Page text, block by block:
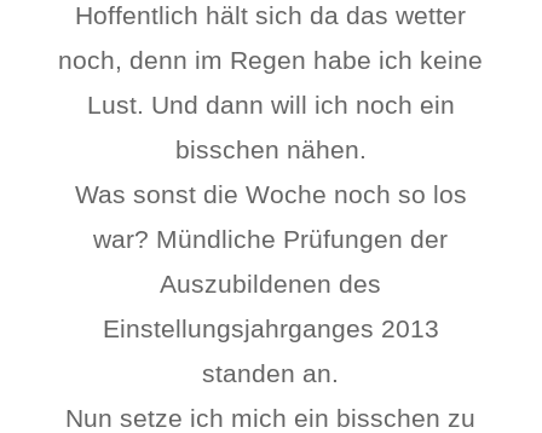
Hoffentlich hält sich da das wetter
noch, denn im Regen habe ich keine
Lust. Und dann will ich noch ein
bisschen nähen.
Was sonst die Woche noch so los
war? Mündliche Prüfungen der
Auszubildenen des
Einstellungsjahrganges 2013
standen an.
Nun setze ich mich ein bisschen zu